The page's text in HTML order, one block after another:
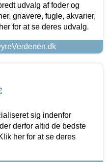
udvalg af foder og
gnavere, fugle, akvarier,
for at se deres udvalg.
sig indenfor
derfor altid de bedste
her for at se deres